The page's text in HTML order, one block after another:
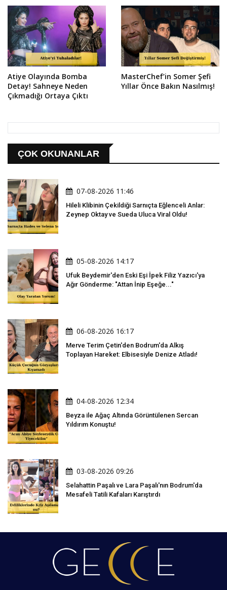
Atiye Olayında Bomba
Detay! Sahneye Neden
Çıkmadığı Ortaya Çıktı
MasterChef’in Somer Şefi
Yıllar Önce Bakın Nasılmış!
ÇOK OKUNANLAR
07-08-2026 11:46
Hileli Klibinin Çekildiği Sarnıçta Eğlenceli Anlar:
Zeynep Oktay ve Sueda Uluca Viral Oldu!
05-08-2026 14:17
Ufuk Beydemir'den Eski Eşi İpek Filiz Yazıcı'ya
Ağır Gönderme: "Attan İnip Eşeğe..."
06-08-2026 16:17
Merve Terim Çetin'den Bodrum'da Alkış
Toplayan Hareket: Elbisesiyle Denize Atladı!
04-08-2026 12:34
Beyza ile Ağaç Altında Görüntülenen Sercan
Yıldırım Konuştu!
03-08-2026 09:26
Selahattin Paşalı ve Lara Paşalı'nın Bodrum'da
Mesafeli Tatili Kafaları Karıştırdı